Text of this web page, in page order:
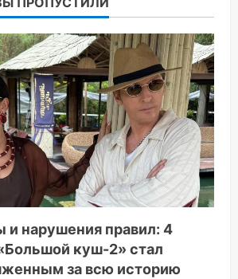
и нарушения правил: 4
куш-2» стал
за всю историю